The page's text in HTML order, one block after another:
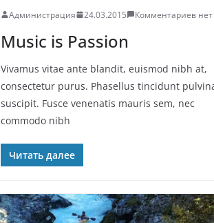
Администрация 24.03.2015 Комментариев нет
Music is Passion
Vivamus vitae ante blandit, euismod nibh at,
consectetur purus. Phasellus tincidunt
suscipit. Fusce venenatis mauris sem, nec
commodo nibh
Читать далее